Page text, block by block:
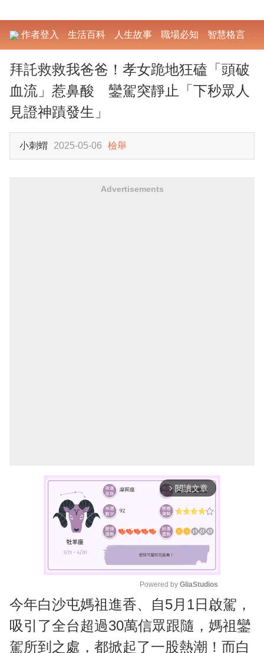
作者登入 生活百科 人生故事 職場必知 智慧格言
拜託救救我爸爸！孝女跪地狂磕「頭破
血流」惹鼻酸 鑾駕突靜止「下秒眾人
見證神蹟發生」
小刺蝟 2025-05-06 檢舉
Advertisements
arrow_forward_ios 閱讀文章
M
u
t
e
Powered by GliaStudios
今年白沙屯媽祖進香、自5月1日啟駕，
吸引了全台超過30萬信眾跟隨，媽祖鑾
駕所到之處，都掀起了一股熱潮！而白